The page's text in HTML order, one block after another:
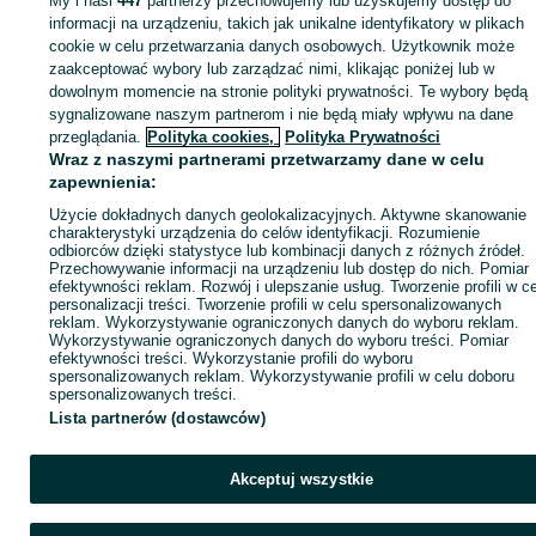
KATEGORIA
ID:1071489827 Wyświetlenia:
Zadzwoń / SMS
informacji na urządzeniu, takich jak unikalne identyfikatory w plikach
cookie w celu przetwarzania danych osobowych. Użytkownik może
zaakceptować wybory lub zarządzać nimi, klikając poniżej lub w
dowolnym momencie na stronie polityki prywatności. Te wybory będą
sygnalizowane naszym partnerom i nie będą miały wpływu na dane
przeglądania. Polityka cookies, Polityka Prywatności
Wraz z naszymi partnerami przetwarzamy dane w celu
zapewnienia:
Użycie dokładnych danych geolokalizacyjnych. Aktywne skanowanie
charakterystyki urządzenia do celów identyfikacji. Rozumienie
odbiorców dzięki statystyce lub kombinacji danych z różnych źródeł.
Przechowywanie informacji na urządzeniu lub dostęp do nich. Pomiar
efektywności reklam. Rozwój i ulepszanie usług. Tworzenie profili w
personalizacji treści. Tworzenie profili w celu spersonalizowanych
reklam. Wykorzystywanie ograniczonych danych do wyboru reklam.
Wykorzystywanie ograniczonych danych do wyboru treści. Pomiar
efektywności treści. Wykorzystanie profili do wyboru
spersonalizowanych reklam. Wykorzystywanie profili w celu doboru
spersonalizowanych treści.
Lista partnerów (dostawców)
Akceptuj wszystkie